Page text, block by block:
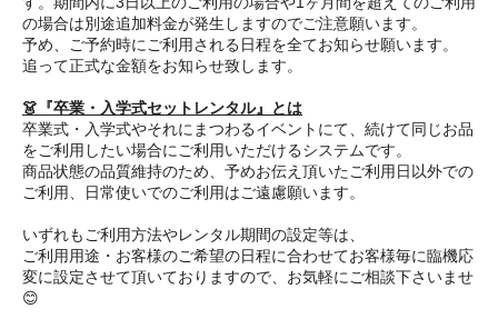
の場合は別途追加料金が発生しますのでご注意願います。
予め、ご予約時にご利用される日程を全てお知らせ願います。
追って正式な金額をお知らせ致します。
👗『卒業・入学式セットレンタル』とは
卒業式・入学式やそれにまつわるイベントにて、続けて同じお品
をご利用したい場合にご利用いただけるシステムです。
商品状態の品質維持のため、予めお伝え頂いたご利用日以外での
ご利用、日常使いでのご利用はご遠慮願います。
いずれもご利用方法やレンタル期間の設定等は、
ご利用用途・お客様のご希望の日程に合わせてお客様毎に臨機応
変に設定させて頂いておりますので、お気軽にご相談下さいませ
😊